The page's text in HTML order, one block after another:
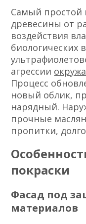
Самый простой
древесины от
воздействия
биологических
агрессии
Процесс
новый облик,
нарядный.
прочные
пропитки,
покраски
Фасад под
материалов